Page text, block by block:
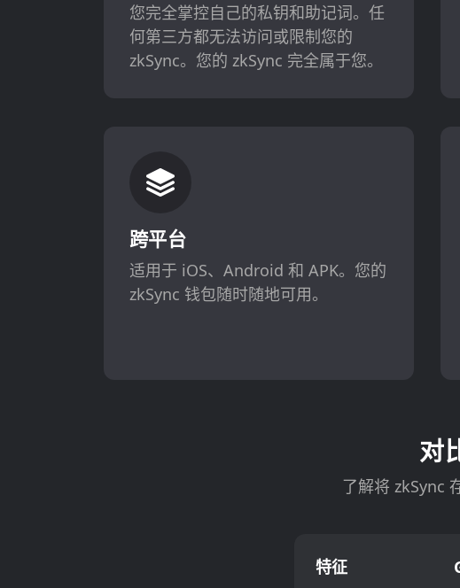
您完全掌控自己的私钥和助记词。任
何第三方都无法访问或限制您的
zkSync。您的 zkSync 完全属于您。
跨平台
适用于 iOS、Android 和 APK。您的
zkSync 钱包随时随地可用。
对
了解将 zkSync
特征